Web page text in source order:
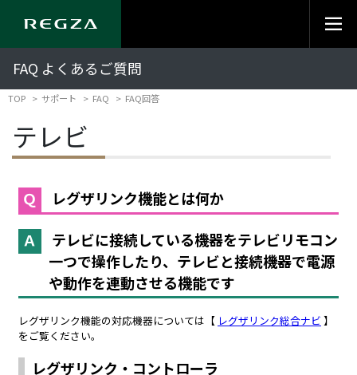
FAQ よくあるご質問
TOP サポート FAQ FAQ回答
テレビ